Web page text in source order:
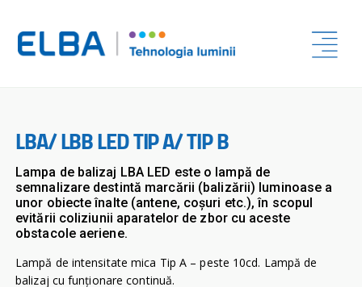
LBA/ LBB LED TIP A/ TIP B
Lampa de balizaj LBA LED este o lampă de
semnalizare destintă marcării (balizării) luminoase a
unor obiecte înalte (antene, coșuri etc.), în scopul
evitării coliziunii aparatelor de zbor cu aceste
obstacole aeriene.
Lampă de intensitate mica Tip A – peste 10cd. Lampă de
balizaj cu funționare continuă.